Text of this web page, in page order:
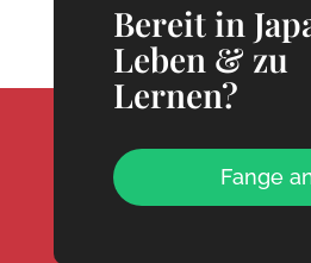
Bereit in
Leben & zu
Lernen?
Fange